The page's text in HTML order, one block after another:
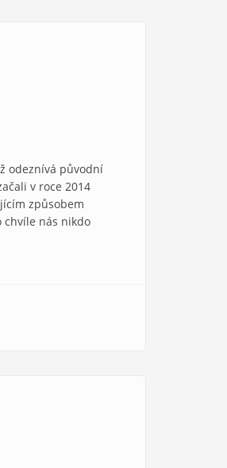
odeznívá původní
v roce 2014
způsobem
chvíle nás nikdo